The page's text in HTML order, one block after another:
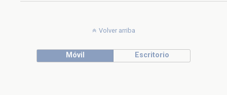
Volver arriba
Móvil Escritorio